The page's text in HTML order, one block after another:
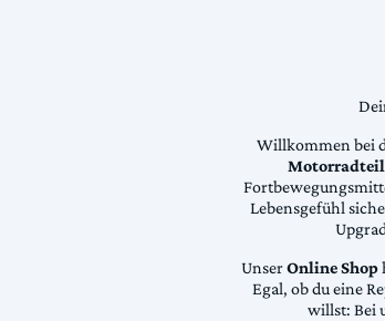
Willkommen bei
Lebensgefühl
UnserOnline Shop
Egal, ob du eine
willst: Bei